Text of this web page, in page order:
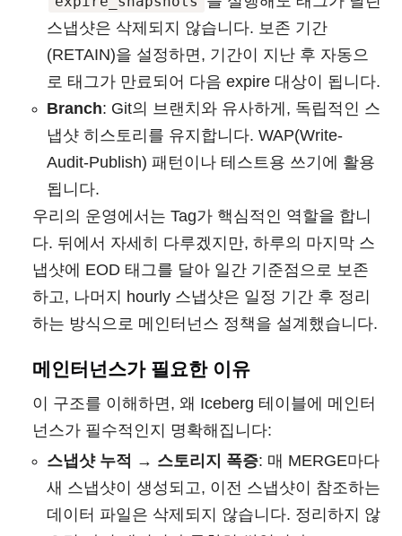
스냅샷은 삭제되지 않습니다. 보존 기간
(RETAIN)을 설정하면, 기간이 지난 후 자동으
로 태그가 만료되어 다음 expire 대상이 됩니다.
Branch: Git의 브랜치와 유사하게, 독립적인 스
냅샷 히스토리를 유지합니다. WAP(Write-
Audit-Publish) 패턴이나 테스트용 쓰기에 활용
됩니다.
우리의 운영에서는 Tag가 핵심적인 역할을 합니
다. 뒤에서 자세히 다루겠지만, 하루의 마지막 스
냅샷에 EOD 태그를 달아 일간 기준점으로 보존
하고, 나머지 hourly 스냅샷은 일정 기간 후 정리
하는 방식으로 메인터넌스 정책을 설계했습니다.
메인터넌스가 필요한 이유
이 구조를 이해하면, 왜 Iceberg 테이블에 메인터
넌스가 필수적인지 명확해집니다:
스냅샷 누적 → 스토리지 폭증: 매 MERGE마다
새 스냅샷이 생성되고, 이전 스냅샷이 참조하는
데이터 파일은 삭제되지 않습니다. 정리하지 않